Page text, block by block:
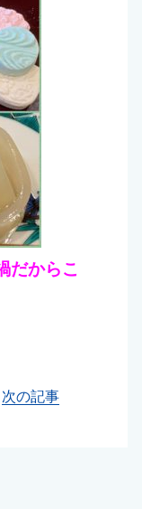
だからこ
次の記事